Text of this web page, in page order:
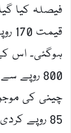
فیصلہ کیا
85 روپے